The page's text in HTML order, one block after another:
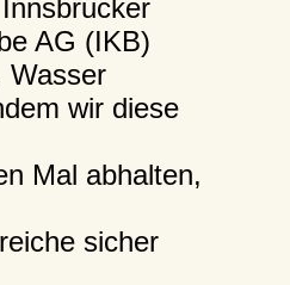
AG (IKB)
Wasser
wir diese
Mal abhalten,
sicher